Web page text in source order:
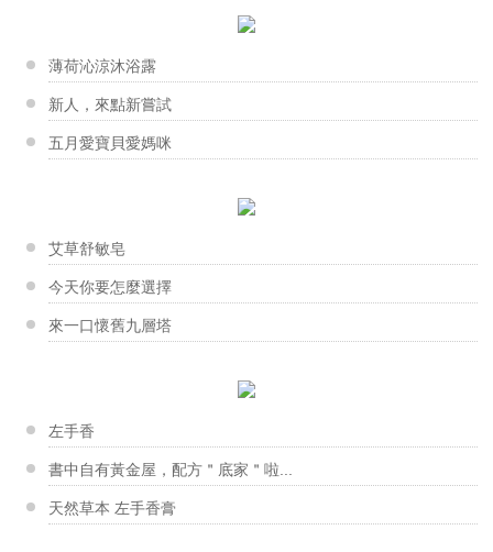
【製皂模具】自製矽膠模
用現有的材料製作自己喜歡的矽膠模，方便實惠又有趣！...
製作手工皂的過程充滿驚喜與期待，希望每個人都能享受...
林采君老師
曾瑞英老師
擺滿原料的層架充滿瑞英老師真誠的溫度，就如同台東一...
蕭奕盈老師
「看到他們做出成品後很快樂的樣子，我也很滿足。」奕...
香草工房台南店-杯子蛋糕皂課程
在台南市社區工會職訓中心的課程 美美的杯子蛋糕皂...
這次工房的大台柱～娟娟老師，為我們帶來很精彩豐富的...
香草工房台南店-韓式擠花課程
寒流來襲！改善手腳冰冷，驅寒有...
冬季皮膚乾癢怎麼辦？ 輕鬆跟冬...
膚質檢測表你對自己肌膚有多了解
你把臉洗乾淨了嗎
新手大哉問-你不能不知道的幾件...
薄荷沁涼沐浴露
新人，來點新嘗試
五月愛寶貝愛媽咪
艾草舒敏皂
今天你要怎麼選擇
來一口懷舊九層塔
左手香
書中自有黃金屋，配方＂底家＂啦...
天然草本 左手香膏